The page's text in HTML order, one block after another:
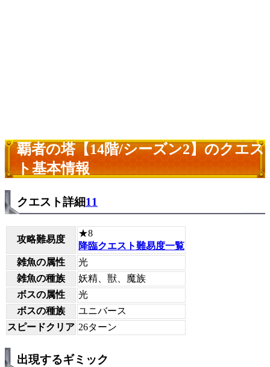
覇者の塔【14階/シーズン2】のクエス
ト基本情報
クエスト詳細11
攻略難易度
★8
降臨クエスト難易度一覧
雑魚の属性
光
雑魚の種族
妖精、獣、魔族
ボスの属性
光
ボスの種族
ユニバース
スピードクリア 26ターン
出現するギミック